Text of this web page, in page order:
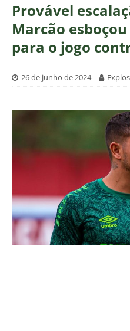
Provável
Marcão
para o jogo
26 de junho de 2024